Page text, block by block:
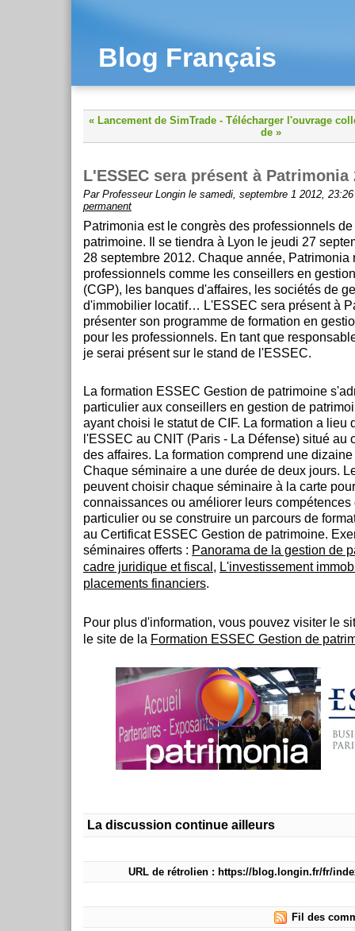
Blog Français
« Lancement de SimTrade - Télécharger l'ouvrage
de »
L'ESSEC sera présent à Patrimonia
Par Professeur Longin le samedi, septembre 1 2012,
permanent
Patrimonia est le congrès des professionnels
patrimoine. Il se tiendra à Lyon le jeudi 27
28 septembre 2012. Chaque année, Patrimonia
professionnels comme les conseillers en
(CGP), les banques d'affaires, les sociétés de
d'immobilier locatif… L'ESSEC sera présent à
présenter son programme de formation en
pour les professionnels. En tant que
je serai présent sur le stand de l'ESSEC.
La formation ESSEC Gestion de patrimoine
particulier aux conseillers en gestion de
ayant choisi le statut de CIF. La formation a lieu
l'ESSEC au CNIT (Paris - La Défense) situé au
des affaires. La formation comprend une
Chaque séminaire a une durée de deux jours.
peuvent choisir chaque séminaire à la carte
connaissances ou améliorer leurs
particulier ou se construire un parcours de
au Certificat ESSEC Gestion de patrimoine.
séminaires offerts : Panorama de la gestion de
cadre juridique et fiscal , L'investissement
placements financiers.
Pour plus d'information, vous pouvez visiter le
le site de la Formation ESSEC Gestion de
La discussion continue ailleurs
URL de rétrolien : https://blog.longin.fr/fr/
Fil des